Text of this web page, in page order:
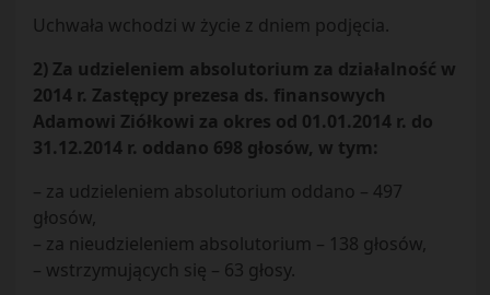
Uchwała wchodzi w życie z dniem podjęcia.
2) Za udzieleniem absolutorium za działalność w
2014 r. Zastępcy prezesa ds. finansowych
Adamowi Ziółkowi za okres od 01.01.2014 r. do
31.12.2014 r. oddano 698 głosów, w tym:
– za udzieleniem absolutorium oddano – 497
głosów,
– za nieudzieleniem absolutorium – 138 głosów,
– wstrzymujących się – 63 głosy.